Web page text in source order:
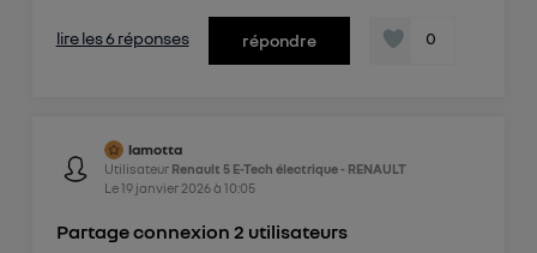
lire les 6 réponses répondre 0
lamotta
Utilisateur Renault 5 E-Tech électrique - RENAULT
Le19 janvier 2026à 10:05
Partage connexion 2 utilisateurs